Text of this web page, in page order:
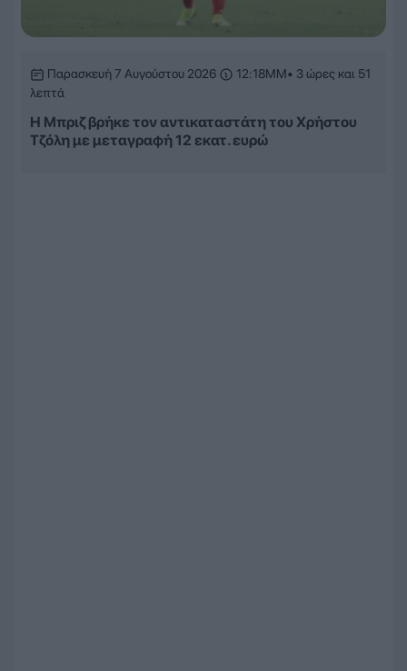
Παρασκευή 7 Αυγούστου 2026 12:18ΜΜ• 3 ώρες και 51
λεπτά
Η Μπριζ βρήκε τον αντικαταστάτη του Χρήστου
Τζόλη με μεταγραφή 12 εκατ. ευρώ